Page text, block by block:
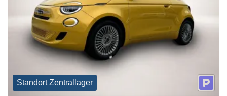
Standort Zentrallager